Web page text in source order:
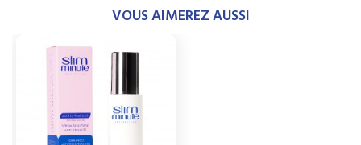
VOUS AIMEREZ AUSSI